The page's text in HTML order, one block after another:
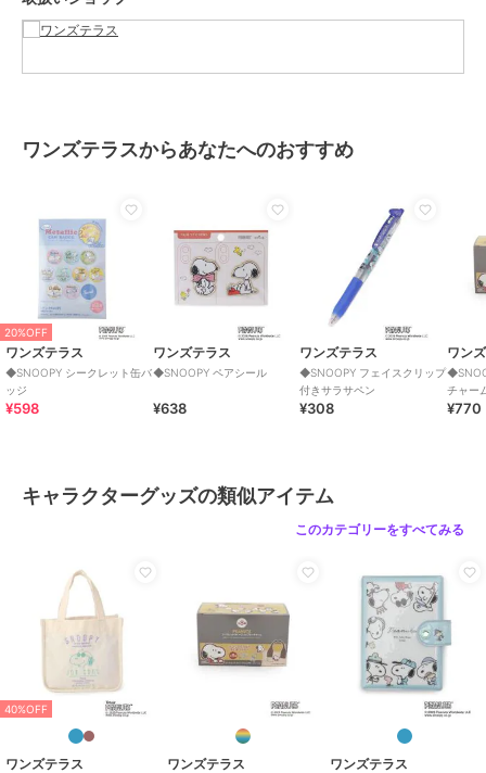
貨
／キャラクターグッズ
素材
商品のお取り扱い方法
原産国 日本製
ワンズテラスからあなたへのおすすめ
20%OFF
ワンズテラス
◆SNOOPY シークレット缶バ
ッジ
¥598
ワンズテラス
◆SNOOPY ペアシール
¥638
ワンズテラス
◆SNOOPY フェイスクリップ
付きサラサペン
¥308
ワン
チャー
¥770
キャラクターグッズの類似アイテム
このカテゴリーをすべてみる
40%OFF
ワンズテラス ワンズテラス ワンズテラス